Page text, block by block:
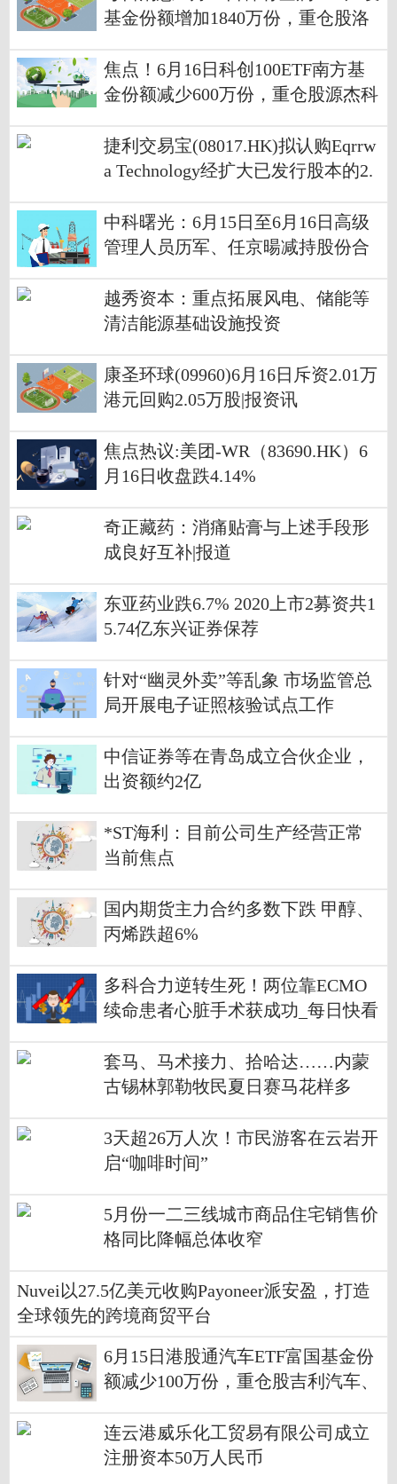
基金份额增加1840万份，重仓股洛
焦点！6月16日科创100ETF南方基
金份额减少600万份，重仓股源杰科
捷利交易宝(08017.HK)拟认购Eqrrw
a Technology经扩大已发行股本的2.
中科曙光：6月15日至6月16日高级
管理人员历军、任京暘减持股份合
越秀资本：重点拓展风电、储能等
清洁能源基础设施投资
康圣环球(09960)6月16日斥资2.01万
港元回购2.05万股|报资讯
焦点热议:美团-WR（83690.HK）6
月16日收盘跌4.14%
奇正藏药：消痛贴膏与上述手段形
成良好互补|报道
东亚药业跌6.7% 2020上市2募资共1
5.74亿东兴证券保荐
针对“幽灵外卖”等乱象 市场监管总
局开展电子证照核验试点工作
中信证券等在青岛成立合伙企业，
出资额约2亿
*ST海利：目前公司生产经营正常
当前焦点
国内期货主力合约多数下跌 甲醇、
丙烯跌超6%
多科合力逆转生死！两位靠ECMO
续命患者心脏手术获成功_每日快看
套马、马术接力、拾哈达……内蒙
古锡林郭勒牧民夏日赛马花样多
3天超26万人次！市民游客在云岩开
启“咖啡时间”
5月份一二三线城市商品住宅销售价
格同比降幅总体收窄
Nuvei以27.5亿美元收购Payoneer派安盈，打造
全球领先的跨境商贸平台
6月15日港股通汽车ETF富国基金份
额减少100万份，重仓股吉利汽车、
连云港威乐化工贸易有限公司成立
注册资本50万人民币